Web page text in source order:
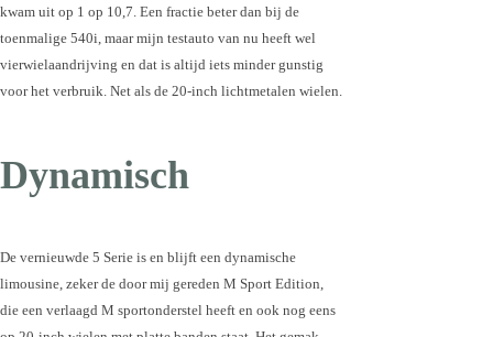
kwam uit op 1 op 10,7. Een fractie beter dan bij de
toenmalige 540i, maar mijn testauto van nu heeft wel
vierwielaandrijving en dat is altijd iets minder gunstig
voor het verbruik. Net als de 20-inch lichtmetalen wielen.
Dynamisch
De vernieuwde 5 Serie is en blijft een dynamische
limousine, zeker de door mij gereden M Sport Edition,
die een verlaagd M sportonderstel heeft en ook nog eens